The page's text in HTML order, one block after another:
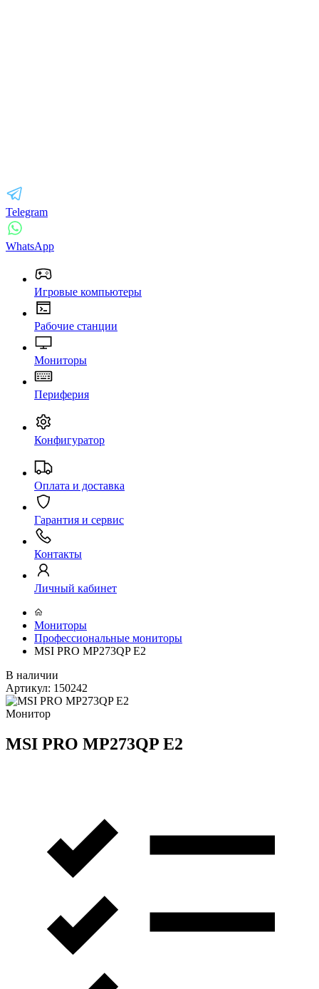
Telegram
WhatsApp
Игровые компьютеры
Рабочие станции
Мониторы
Периферия
Конфигуратор
Оплата и доставка
Гарантия и сервис
Контакты
Личный кабинет
Мониторы
Профессиональные мониторы
MSI PRO MP273QP E2
В наличии
Артикул: 150242
Монитор
MSI PRO MP273QP E2